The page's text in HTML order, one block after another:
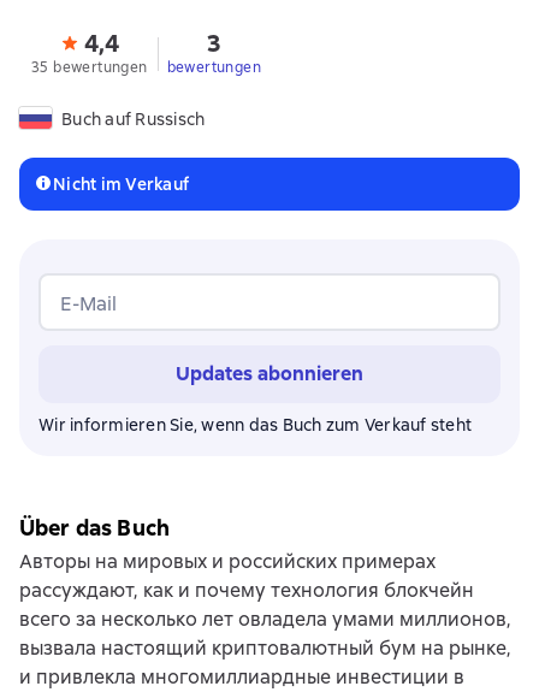
4,4
35 bewertungen
3
bewertungen
Buch auf Russisch
Nicht im Verkauf
E-Mail
Updates abonnieren
Wir informieren Sie, wenn das Buch zum Verkauf steht
Über das Buch
Авторы на мировых и российских примерах
рассуждают, как и почему технология блокчейн
всего за несколько лет овладела умами миллионов,
вызвала настоящий криптовалютный бум на рынке,
и привлекла многомиллиардные инвестиции в